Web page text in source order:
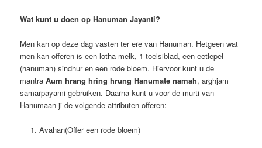
Wat kunt u doen op Hanuman Jayanti?
Men kan op deze dag vasten ter ere van Hanuman. Hetgeen wat
men kan offeren is een lotha melk, 1 toelsiblad, een eetlepel
(hanuman) sindhur en een rode bloem. Hiervoor kunt u de
mantraAum hrang hring hrung Hanumate namah, arghjam
samarpayami gebruiken. Daarna kunt u voor de murti van
Hanumaan ji de volgende attributen offeren:
Avahan(Offer een rode bloem)